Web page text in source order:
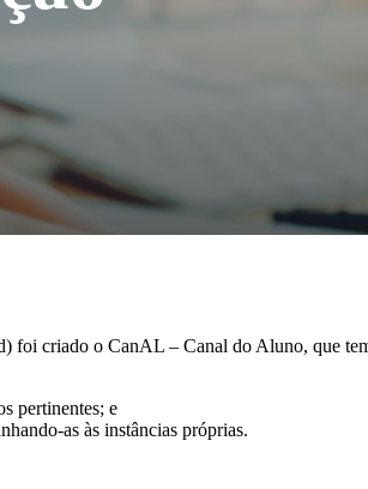
foi criado o CanAL – Canal do Aluno, que
pertinentes; e
as às instâncias próprias.